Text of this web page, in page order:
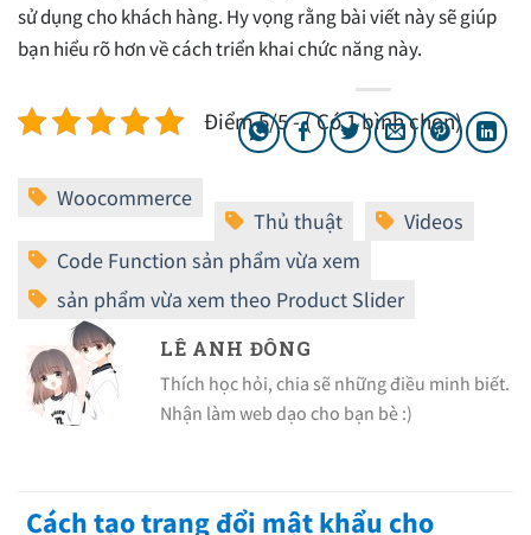
sử dụng cho khách hàng. Hy vọng rằng bài viết này sẽ giúp
bạn hiểu rõ hơn về cách triển khai chức năng này.
Điểm 5/5 - ( Có 1 bình chọn)
LÊ ANH ĐÔNG
Thích học hỏi, chia sẽ những điều minh biết.
Nhận làm web dạo cho bạn bè :)
Cách tạo trang đổi mật khẩu cho